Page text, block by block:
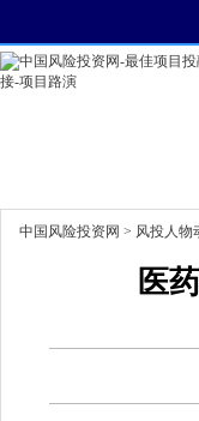
中国风险投资网 > 风投人物
医